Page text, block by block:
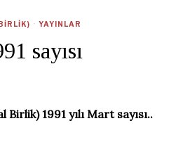
· YAYINLAR
sayısı
1991 yılı Mart sayısı..